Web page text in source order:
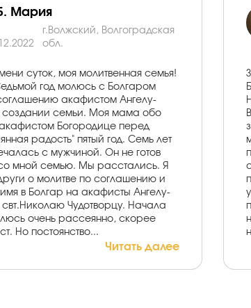
Мария
г.Волжский, Волгоградская
обл.
суток, моя молитвенная семья!
год молюсь с Болгаром
акафистом Ангелу-
семьи. Моя мама обо
Богородице перед
радость" пятый год. Семь лет
с мужчиной. Он не готов
мной семью. Мы расстались. Я
о молитве по соглашению и
в Болгар на акафисты Ангелу-
Чудотворцу. Начала
очень рассеянно, скорее
Но постоянство...
Читать далее